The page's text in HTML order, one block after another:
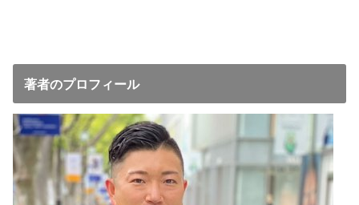
著者のプロフィール